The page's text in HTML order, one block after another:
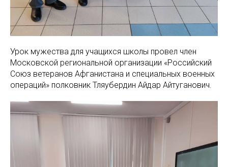
Урок мужества для учащихся школы провел член
Московской региональной организации «Российский
Союз ветеранов Афганистана и специальных военных
операций» полковник Тляубердин Айдар Айтуганович.